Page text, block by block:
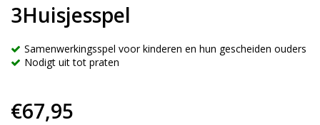
3Huisjesspel
Samenwerkingsspel voor kinderen en hun gescheiden ouders
Nodigt uit tot praten
€67,95